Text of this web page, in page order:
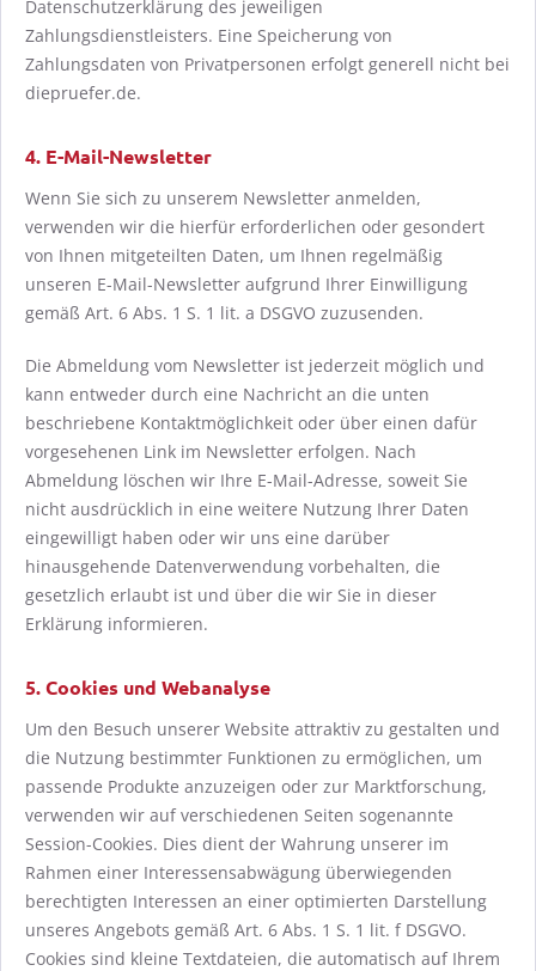
Datenschutzerklärung des jeweiligen
Zahlungsdienstleisters. Eine Speicherung von
Zahlungsdaten von Privatpersonen erfolgt generell nicht bei
diepruefer.de.
4. E-Mail-Newsletter
Wenn Sie sich zu unserem Newsletter anmelden,
verwenden wir die hierfür erforderlichen oder gesondert
von Ihnen mitgeteilten Daten, um Ihnen regelmäßig
unseren E-Mail-Newsletter aufgrund Ihrer Einwilligung
gemäß Art. 6 Abs. 1 S. 1 lit. a DSGVO zuzusenden.
Die Abmeldung vom Newsletter ist jederzeit möglich und
kann entweder durch eine Nachricht an die unten
beschriebene Kontaktmöglichkeit oder über einen dafür
vorgesehenen Link im Newsletter erfolgen. Nach
Abmeldung löschen wir Ihre E-Mail-Adresse, soweit Sie
nicht ausdrücklich in eine weitere Nutzung Ihrer Daten
eingewilligt haben oder wir uns eine darüber
hinausgehende Datenverwendung vorbehalten, die
gesetzlich erlaubt ist und über die wir Sie in dieser
Erklärung informieren.
5. Cookies und Webanalyse
Um den Besuch unserer Website attraktiv zu gestalten und
die Nutzung bestimmter Funktionen zu ermöglichen, um
passende Produkte anzuzeigen oder zur Marktforschung,
verwenden wir auf verschiedenen Seiten sogenannte
Session-Cookies. Dies dient der Wahrung unserer im
Rahmen einer Interessensabwägung überwiegenden
berechtigten Interessen an einer optimierten Darstellung
unseres Angebots gemäß Art. 6 Abs. 1 S. 1 lit. f DSGVO.
Cookies sind kleine Textdateien, die automatisch auf Ihrem